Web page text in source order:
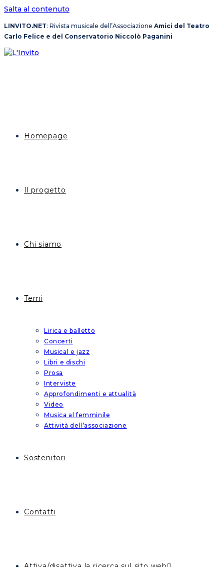
Salta al contenuto
LINVITO.NET: Rivista musicale dell’Associazione Amici del Teatro
Carlo Felice e del Conservatorio Niccolò Paganini
Homepage
Il progetto
Chi siamo
Temi
Lirica e balletto
Concerti
Musical e jazz
Libri e dischi
Prosa
Interviste
Approfondimenti e attualità
Video
Musica al femminile
Attività dell’associazione
Sostenitori
Contatti